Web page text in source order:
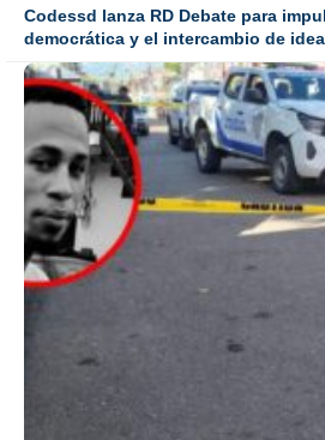
Codessd lanza RD Debate para
democrática y el intercambio de